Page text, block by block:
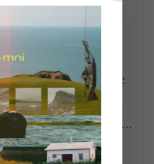
de Montréal essuie
puristes lui reprochant
» du jazz ce qui fait que
Irreversible
5 juillet dans le cadre de la
ne manque pas d’audace.…